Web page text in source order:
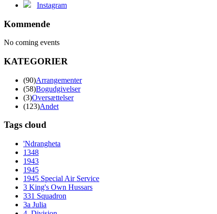
Instagram
Kommende
No coming events
KATEGORIER
(90)Arrangementer
(58)Bogudgivelser
(3)Oversættelser
(123)Andet
Tags cloud
'Ndrangheta
1348
1943
1945
1945 Special Air Service
3 King's Own Hussars
331 Squadron
3a Julia